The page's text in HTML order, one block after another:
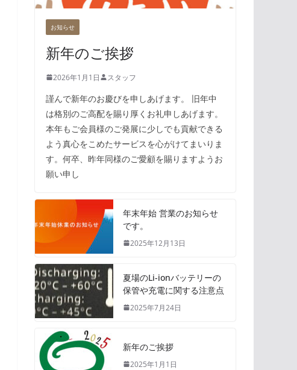
お知らせ
新年のご挨拶
2026年1月1日 スタッフ
謹んで新年のお慶びを申しあげます。 旧年中
は格別のご高配を賜り厚くお礼申しあげます。
本年もご会員様のご発展に少しでも貢献できる
よう真心をこめたサービスを心がけてまいりま
す。何卒、昨年同様のご愛顧を賜りますようお
願い申し
年末年始 営業のお知らせ
です。
2025年12月13日
夏場のLi-ionバッテリーの
保管や充電に関する注意点
2025年7月24日
新年のご挨拶
2025年1月1日